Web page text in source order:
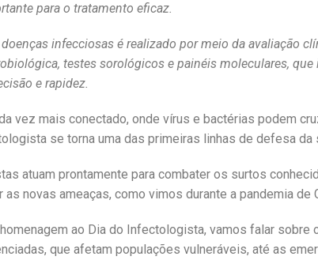
para o tratamento eficaz.
infecciosas é realizado por meio da avaliação
testes sorológicos e painéis moleculares,
e rapidez.
vez mais conectado, onde vírus e bactérias podem
se torna uma das primeiras linhas de defesa da
atuam prontamente para combater os surtos
as novas ameaças, como vimos durante a pandemia de
ao Dia do Infectologista, vamos falar
que afetam populações vulneráveis, até as